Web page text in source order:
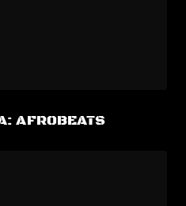
AFROBEATS